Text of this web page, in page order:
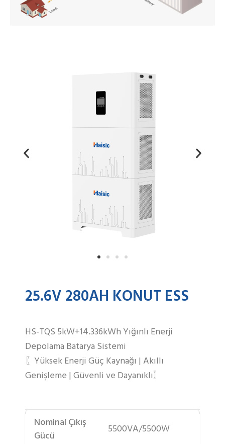
25.6V 280AH KONUT ESS
HS-TQS 5kW+14.336kWh Yığınlı Enerji
Depolama Batarya Sistemi
〖Yüksek Enerji Güç Kaynağı | Akıllı
Genişleme | Güvenli ve Dayanıklı〗
Nominal Çıkış
Gücü
5500VA/5500W